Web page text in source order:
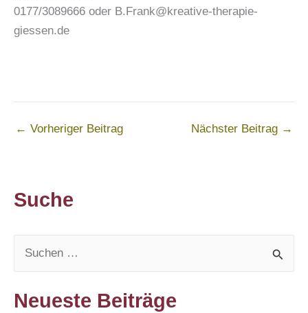
0177/3089666 oder B.Frank@kreative-therapie-
giessen.de
← Vorheriger Beitrag Nächster Beitrag →
Suche
u
c
Neueste Beiträge